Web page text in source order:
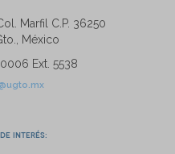
Marfil C.P. 36250
México
Ext. 5538
interés: